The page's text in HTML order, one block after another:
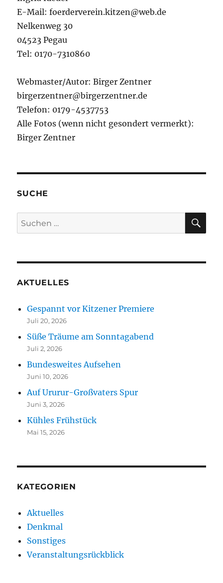
E-Mail: foerderverein.kitzen@web.de
Nelkenweg 30
04523 Pegau
Tel: 0170-7310860
Webmaster/Autor: Birger Zentner
birgerzentner@birgerzentner.de
Telefon: 0179-4537753
Alle Fotos (wenn nicht gesondert vermerkt):
Birger Zentner
SUCHE
Suchen
nach:
AKTUELLES
Gespannt vor Kitzener Premiere
Juli 20, 2026
Süße Träume am Sonntagabend
Juli 2, 2026
Bundesweites Aufsehen
Juni 10, 2026
Auf Ururur-Großvaters Spur
Juni 3, 2026
Kühles Frühstück
Mai 15, 2026
KATEGORIEN
Aktuelles
Denkmal
Sonstiges
Veranstaltungsrückblick